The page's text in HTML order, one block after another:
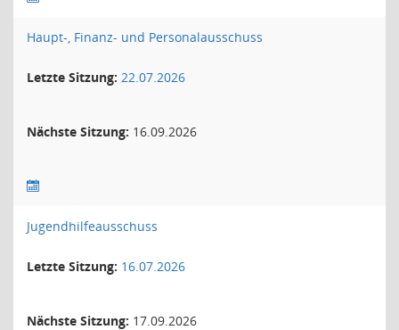
Haupt-, Finanz- und Personalausschuss
Letzte Sitzung: 22.07.2026
Nächste Sitzung: 16.09.2026
Jugendhilfeausschuss
Letzte Sitzung: 16.07.2026
Nächste Sitzung: 17.09.2026